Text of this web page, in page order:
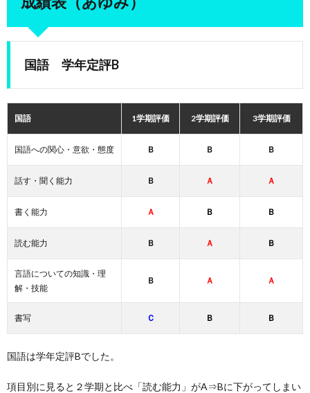
国語 学年定評B
国語 1学期評価 2学期評価 3学期評価
国語への関心・意欲・態度 Ｂ Ｂ Ｂ
話す・聞く能力 Ｂ Ａ Ａ
書く能力 Ａ Ｂ Ｂ
読む能力 Ｂ Ａ Ｂ
言語についての知識・理
解・技能
Ｂ Ａ Ａ
書写 Ｃ Ｂ Ｂ
国語は学年定評Bでした。
項目別に見ると２学期と比べ「読む能力」がA⇒Bに下がってしまい